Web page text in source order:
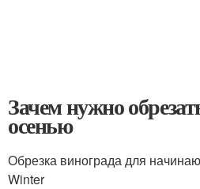
Зачем нужно
осенью
Обрезка винограда для
Winter